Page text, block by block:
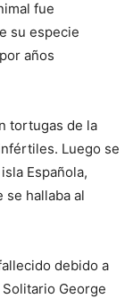
fue
su especie
años
tortugas de la
Luego se
Española,
se hallaba al
debido a
George